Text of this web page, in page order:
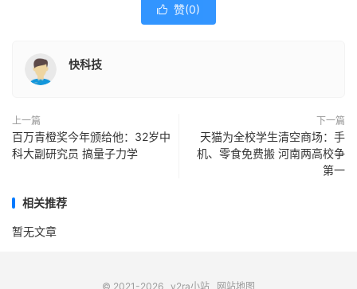
 赞(0)
快科技
上一篇
百万青橙奖今年颁给他：32岁中
科大副研究员 搞量子力学
下一篇
天猫为全校学生清空商场：手
机、零食免费搬 河南两高校争
第一
相关推荐
暂无文章
© 2021-2026 v2ra小站 网站地图